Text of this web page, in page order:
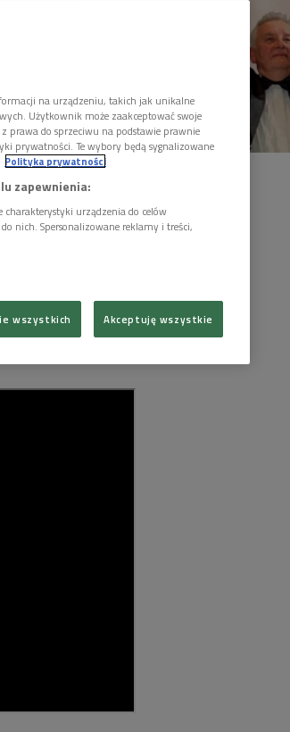
na urządzeniu, takich jak unikalne
Użytkownik może zaakceptować swoje
prawa do sprzeciwu na podstawie prawnie
prywatności. Te wybory będą sygnalizowane
Polityka prywatności
zapewnienia:
charakterystyki urządzenia do celów
nich. Spersonalizowane reklamy i treści,
wszystkich Akceptuję wszystkie